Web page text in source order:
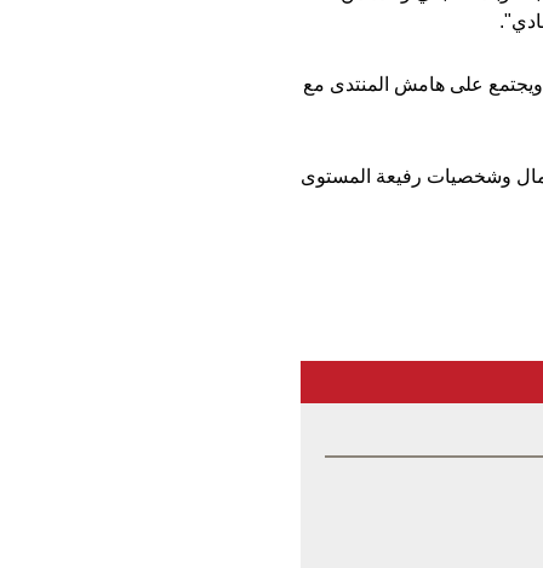
ويجتمع على هامش المنتدى مع
وشخصيات رفيعة المستوى